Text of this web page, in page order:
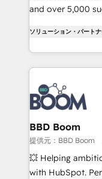
your team to
customer
and over 5,000
measurable,
enterprise-grade
builds scalable
revenue. ⚙️ HubSpot Integration & Optimization •
Seamless CRM,
Complex platform
Custom APIs and
End Revenue
pipeline growth
and CRM
ソリューション・パート
BBD Boom
提供元：BBD Boom
💥 Helping
with HubSpot.